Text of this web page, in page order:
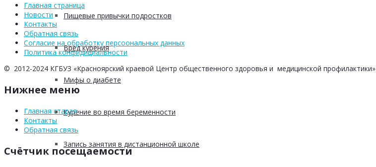
Пищевые привычки подростков
Вред курения
Мифы о диабете
Курение во время беременности
Запись занятия в дистанционной школе
Главная страница
Новости
Контакты
Обратная связь
Согласие на обработку персоональных данных
Политика конфидициальности
© 2012-2024 КГБУЗ «Красноярский краевой Центр общественного здоровья и медицинской профилактики»
Нижнее меню
Главная старая
Контакты
Обратная связь
Счётчик посещаемости